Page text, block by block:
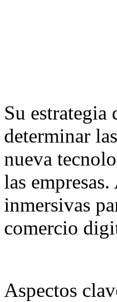
Su
determinar
nueva
las
inmersivas
comercio
Aspectos